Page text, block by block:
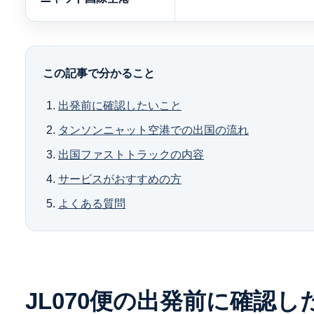
この記事で分かること
出発前に確認したいこと
タンソンニャット空港での出国の流れ
出国ファストトラックの内容
サービスがおすすめの方
よくある質問
JL070便の出発前に確認し